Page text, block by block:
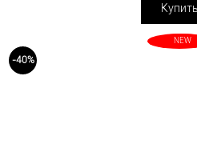
Купить
-40%
NEW